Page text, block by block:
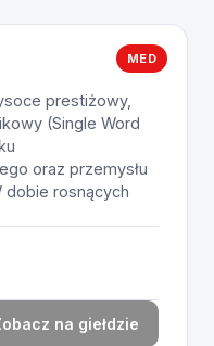
MED
prestiżowy,
(Single Word
oraz przemysłu
rosnących
na giełdzie